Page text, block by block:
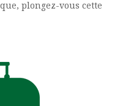
plongez-vous cette